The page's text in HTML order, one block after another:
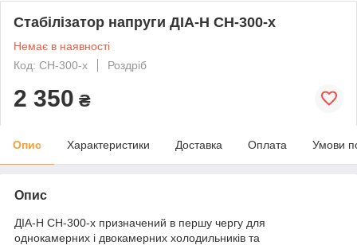
Стабілізатор напруги ДІА-Н СН-300-х
Немає в наявності
Код: СН-300-х
Роздріб
2 350 ₴
Опис Характеристики Доставка Оплата Умови
Опис
ДІА-Н СН-300-х призначений в першу чергу для
однокамерних і двокамерних холодильників та